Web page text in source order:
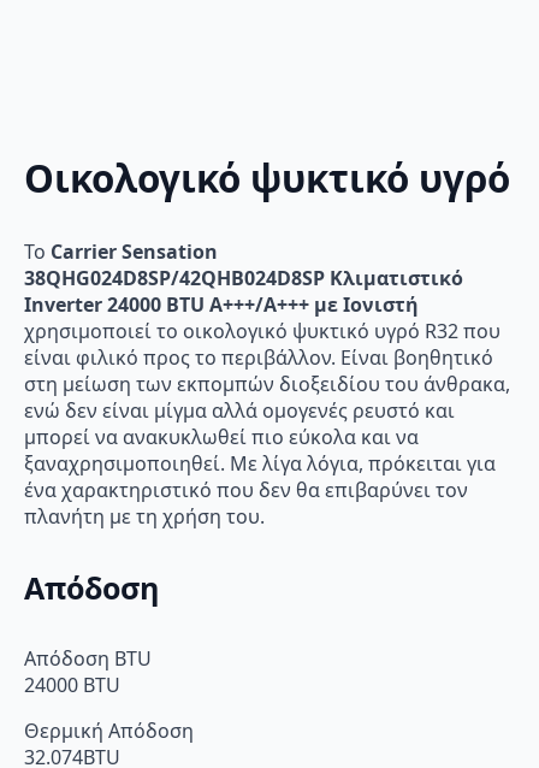
Οικολογικό ψυκτικό υγρό
Το Carrier Sensation
38QHG024D8SP/42QHB024D8SP Κλιματιστικό
Inverter 24000 BTU A+++/A+++ με Ιονιστή
χρησιμοποιεί το οικολογικό ψυκτικό υγρό R32 που
είναι φιλικό προς το περιβάλλον. Είναι βοηθητικό
στη μείωση των εκπομπών διοξειδίου του άνθρακα,
ενώ δεν είναι μίγμα αλλά ομογενές ρευστό και
μπορεί να ανακυκλωθεί πιο εύκολα και να
ξαναχρησιμοποιηθεί. Με λίγα λόγια, πρόκειται για
ένα χαρακτηριστικό που δεν θα επιβαρύνει τον
πλανήτη με τη χρήση του.
Απόδοση
Απόδοση BTU
24000 BTU
Θερμική Απόδοση
32.074BTU